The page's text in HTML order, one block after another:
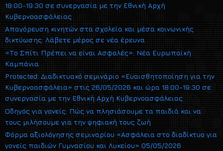
18:00-19:30 σε συνεργασία με την Εθνική Αρχή
Κυβερνοασφάλειας
Απαγόρευση κινητών στα σχολεία και μέσα κοινωνικής
δικτύωσης: Λάβετε μέρος σε νέα έρευνα
«Το Σπίτι Πρέπει να είναι Ασφαλές»: Νέα Ευρωπαϊκή
Καμπάνια
Protected: Διαδικτυακό σεμινάριο «Ευαισθητοποίηση για την
Κυβερνοασφάλεια» στις 26/05/2026 και ώρα 18:00-19:30 σε
συνεργασία με την Εθνική Αρχή Κυβερνοασφάλειας
Οδηγός για γονείς: Πώς να πλησιάσουμε τα παιδιά και να
τους μιλήσουμε για την ψηφιακή τους ζωή
Φόρμα αξιολόγησης σεμιναρίου «Ασφάλεια στο διαδίκτυο για
γονείς παιδιών Γυμνασίου και Λυκείου» 05/05/2026